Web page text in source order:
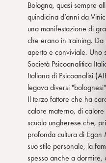
Bologna, quasi sempre
quindicina d’anni da
una manifestazione di
che erano in training. Da
aperto e conviviale. Uno
Società Psicoanalitica
Italiana di Psicoanalisi
legava diversi
Il terzo fattore che ha
calore materno, di calore
scuola ungherese che,
profonda cultura di Egon
suo stile personale, la
spesso anche a dormire,